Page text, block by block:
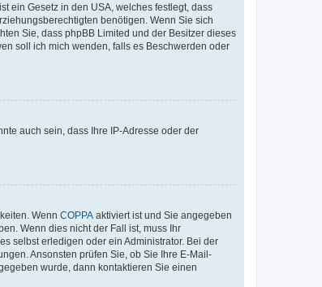
ein Gesetz in den USA, welches festlegt, dass
benötigen. Wenn Sie sich
Sie, dass phpBB Limited und der Besitzer dieses
soll ich mich wenden, falls es Beschwerden oder
auch sein, dass Ihre IP-Adresse oder der
Wenn COPPA aktiviert ist und Sie angegeben
Wenn dies nicht der Fall ist, muss Ihr
selbst erledigen oder ein Administrator. Bei der
Ansonsten prüfen Sie, ob Sie Ihre E-Mail-
wurde, dann kontaktieren Sie einen